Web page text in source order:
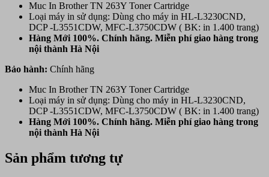
Muc In Brother TN 263Y Toner Cartridge
Loại máy in sử dụng: Dùng cho máy in HL-L3230CND,
DCP -L3551CDW, MFC-L3750CDW ( BK: in 1.400 trang)
Hàng Mới 100%. Chính hãng. Miễn phí giao hàng trong
nội thành Hà Nội
Bảo hành: Chính hãng
Muc In Brother TN 263Y Toner Cartridge
Loại máy in sử dụng: Dùng cho máy in HL-L3230CND,
DCP -L3551CDW, MFC-L3750CDW ( BK: in 1.400 trang)
Hàng Mới 100%. Chính hãng. Miễn phí giao hàng trong
nội thành Hà Nội
Sản phẩm tương tự